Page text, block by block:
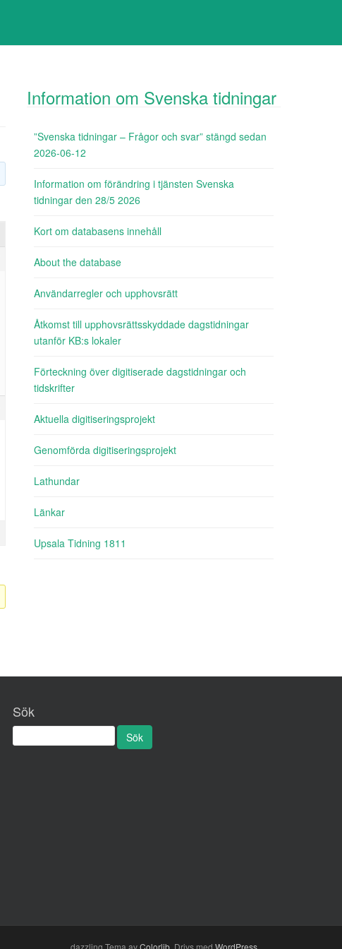
Information om Svenska tidningar
”Svenska tidningar – Frågor och svar” stängd sedan
2026-06-12
Information om förändring i tjänsten Svenska
tidningar den 28/5 2026
Kort om databasens innehåll
About the database
Användarregler och upphovsrätt
Åtkomst till upphovsrättsskyddade dagstidningar
utanför KB:s lokaler
Förteckning över digitiserade dagstidningar och
tidskrifter
Aktuella digitiseringsprojekt
Genomförda digitiseringsprojekt
Lathundar
Länkar
Upsala Tidning 1811
Sök
dazzling Tema avColorlib . Drivs med WordPress